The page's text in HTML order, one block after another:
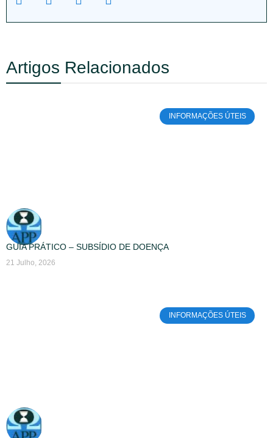
Artigos Relacionados
INFORMAÇÕES ÚTEIS
GUIA PRÁTICO – SUBSÍDIO DE DOENÇA
21 Julho, 2026
INFORMAÇÕES ÚTEIS